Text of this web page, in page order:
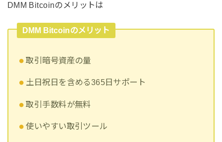
DMM Bitcoinのメリットは
DMM Bitcoinのメリット
取引暗号資産の量
土日祝日を含める365日サポート
取引手数料が無料
使いやすい取引ツール